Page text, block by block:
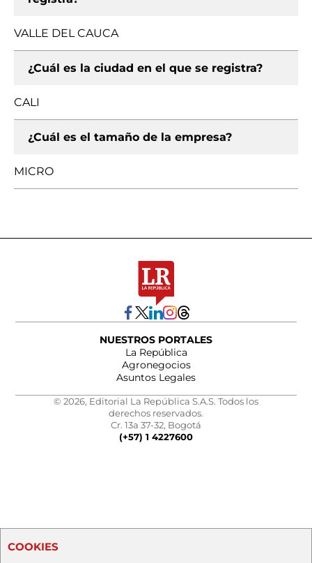
VALLE DEL CAUCA
¿Cuál es la ciudad en el que se registra?
CALI
¿Cuál es el tamaño de la empresa?
MICRO
NUESTROS PORTALES
La República
Agronegocios
Asuntos Legales
© 2026, Editorial La República S.A.S. Todos los
derechos reservados.
Cr. 13a 37-32, Bogotá
(+57) 1 4227600
COOKIES